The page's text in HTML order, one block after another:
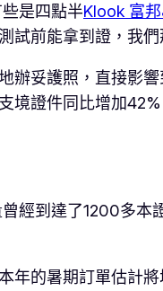
是四點半Klook 富
前能拿到證，我
妥護照，直接影
證件同比增加
經到達了1200多本
年的暑期訂單估計